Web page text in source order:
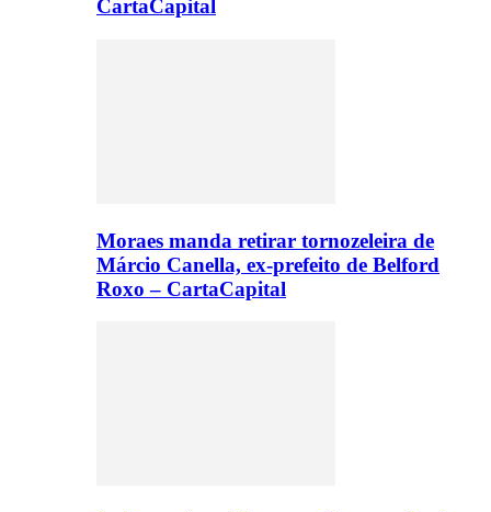
CartaCapital
Moraes manda retirar tornozeleira de
Márcio Canella, ex-prefeito de Belford
Roxo – CartaCapital